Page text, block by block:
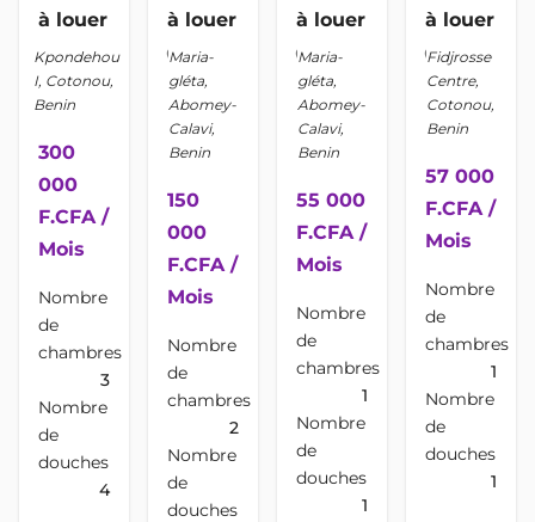
à louer
location_on
Kpondehou
I, Cotonou,
Benin
300
000
F.CFA /
Mois
Nombre
de
chambres
3
Nombre
de
douches
4
à louer
location_on
Maria-
gléta,
Abomey-
Calavi,
Benin
150
000
F.CFA /
Mois
Nombre
de
chambres
2
Nombre
de
douches
à louer
location_on
Maria-
gléta,
Abomey-
Calavi,
Benin
55 000
F.CFA /
Mois
Nombre
de
chambres
1
Nombre
de
douches
1
à louer
location_on
Fidjrosse
Centre,
Cotonou,
Benin
57 000
F.CFA /
Mois
Nombre
de
chambres
1
Nombre
de
douches
1